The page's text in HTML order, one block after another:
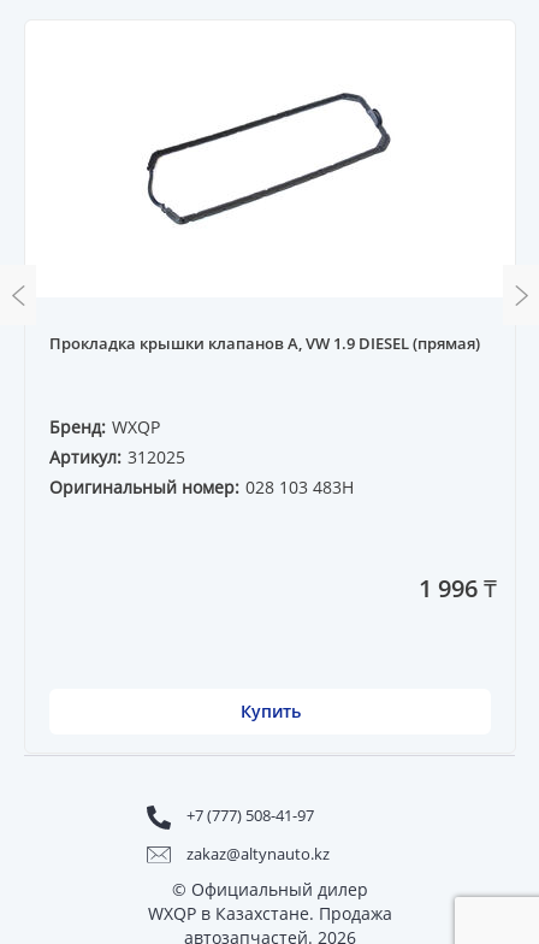
Прокладка крышки клапанов A, VW 1.9 DIESEL (прямая)
Бренд: WXQP
Артикул: 312025
Оригинальный номер: 028 103 483H
1 996 ₸
Купить
+7 (777) 508-41-97
zakaz@altynauto.kz
© Официальный дилер
WXQP в Казахстане. Продажа
автозапчастей. 2026